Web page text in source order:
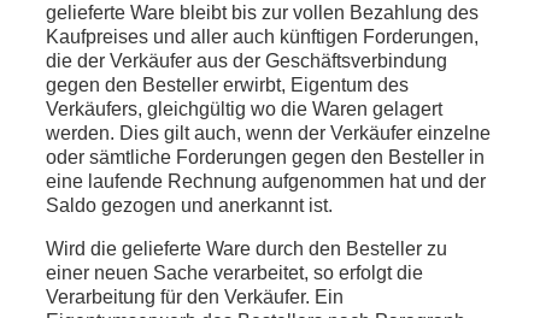
gelieferte Ware bleibt bis zur vollen Bezahlung des
Kaufpreises und aller auch künftigen Forderungen,
die der Verkäufer aus der Geschäftsverbindung
gegen den Besteller erwirbt, Eigentum des
Verkäufers, gleichgültig wo die Waren gelagert
werden. Dies gilt auch, wenn der Verkäufer einzelne
oder sämtliche Forderungen gegen den Besteller in
eine laufende Rechnung aufgenommen hat und der
Saldo gezogen und anerkannt ist.
Wird die gelieferte Ware durch den Besteller zu
einer neuen Sache verarbeitet, so erfolgt die
Verarbeitung für den Verkäufer. Ein